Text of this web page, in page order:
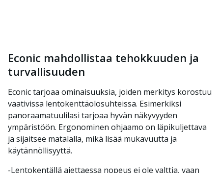
Econic mahdollistaa tehokkuuden ja
turvallisuuden
Econic tarjoaa ominaisuuksia, joiden merkitys korostuu
vaativissa lentokenttäolosuhteissa. Esimerkiksi
panoraamatuulilasi tarjoaa hyvän näkyvyyden
ympäristöön. Ergonominen ohjaamo on läpikuljettava
ja sijaitsee matalalla, mikä lisää mukavuutta ja
käytännöllisyyttä.
-Lentokentällä ajettaessa nopeus ei ole valttia, vaan